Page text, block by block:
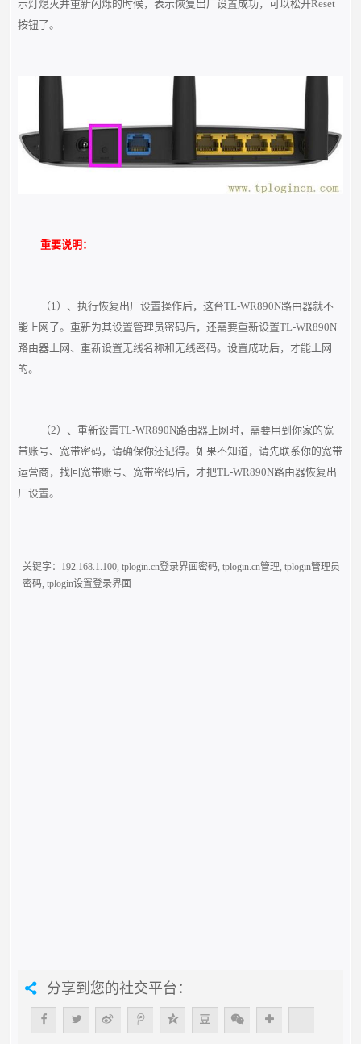
示灯熄灭并重新闪烁的时候，表示恢复出厂设置成功，可以松开Reset
按钮了。
重要说明：
（1）、执行恢复出厂设置操作后，这台TL-WR890N路由器就不
能上网了。重新为其设置管理员密码后，还需要重新设置TL-WR890N
路由器上网、重新设置无线名称和无线密码。设置成功后，才能上网
的。
（2）、重新设置TL-WR890N路由器上网时，需要用到你家的宽
带账号、宽带密码，请确保你还记得。如果不知道，请先联系你的宽带
运营商，找回宽带账号、宽带密码后，才把TL-WR890N路由器恢复出
厂设置。
关键字： 192.168.1.100 ,tplogin.cn登录界面密码 ,tplogin.cn管理 ,tplogin管理员
密码 ,tplogin设置登录界面
分享到您的社交平台：